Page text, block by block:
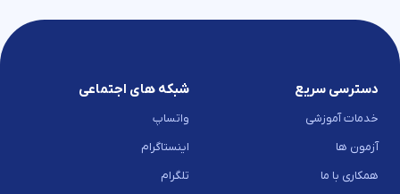
دسترسی سریع
خدمات آموزشی
آزمون ها
همکاری با ما
شبکه های اجتماعی
واتساپ
اینستاگرام
تلگرام